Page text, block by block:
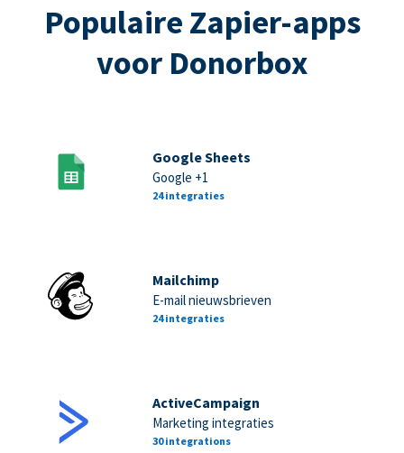
Populaire Zapier-apps
voor Donorbox
Google Sheets
Google +1
24 integraties
Mailchimp
E-mail nieuwsbrieven
24 integraties
ActiveCampaign
Marketing integraties
30 integrations